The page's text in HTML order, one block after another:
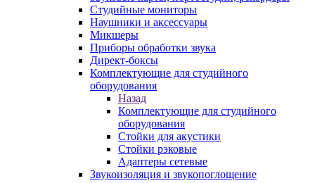
Студийные мониторы
Наушники и аксессуары
Микшеры
Приборы обработки звука
Директ-боксы
Комплектующие для студийного
оборудования
Назад
Комплектующие для студийного
оборудования
Стойки для акустики
Стойки рэковые
Адаптеры сетевые
Звукоизоляция и звукопоглощение